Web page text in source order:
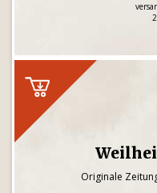
Originale